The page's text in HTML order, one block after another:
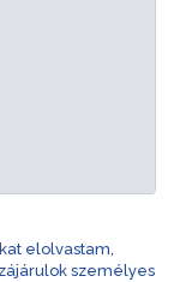
elolvastam,
személyes